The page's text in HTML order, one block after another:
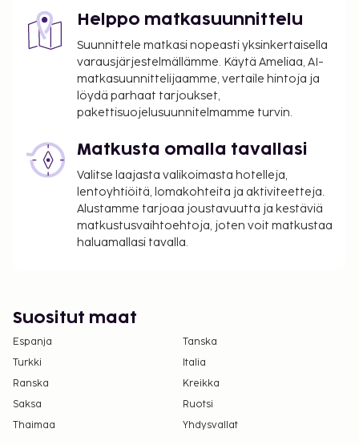
asiakkailta. Tätä veroa ei peritä alle 12 vuotta
vanhoilta lapsilta.
Tässä on mainittu kaikki majoituspaikan meille
ilmoittamat maksut.
Majoituspaikka siivotaan ammattimaisesti.
Helppo matkasuunnittelu
Suunnittele matkasi nopeasti yksinkertaisella
varausjärjestelmällämme. Käytä Ameliaa, AI-
matkasuunnittelijaamme, vertaile hintoja ja
löydä parhaat tarjoukset,
pakettisuojelusuunnitelmamme turvin.
Matkusta omalla tavallasi
Valitse laajasta valikoimasta hotelleja,
lentoyhtiöitä, lomakohteita ja aktiviteetteja.
Alustamme tarjoaa joustavuutta ja kestäviä
matkustusvaihtoehtoja, joten voit matkustaa
haluamallasi tavalla.
Suositut maat
Espanja
Tanska
Turkki
Italia
Ranska
Kreikka
Saksa
Ruotsi
Thaimaa
Yhdysvallat